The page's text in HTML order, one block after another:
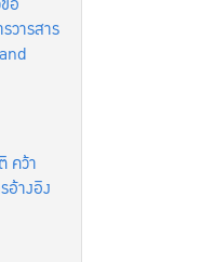
วารสาร
คว้า
อ้างอิง